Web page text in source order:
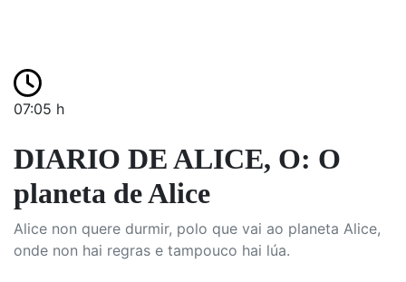
07:05 h
DIARIO DE ALICE, O: O
planeta de Alice
Alice non quere durmir, polo que vai ao planeta Alice,
onde non hai regras e tampouco hai lúa.